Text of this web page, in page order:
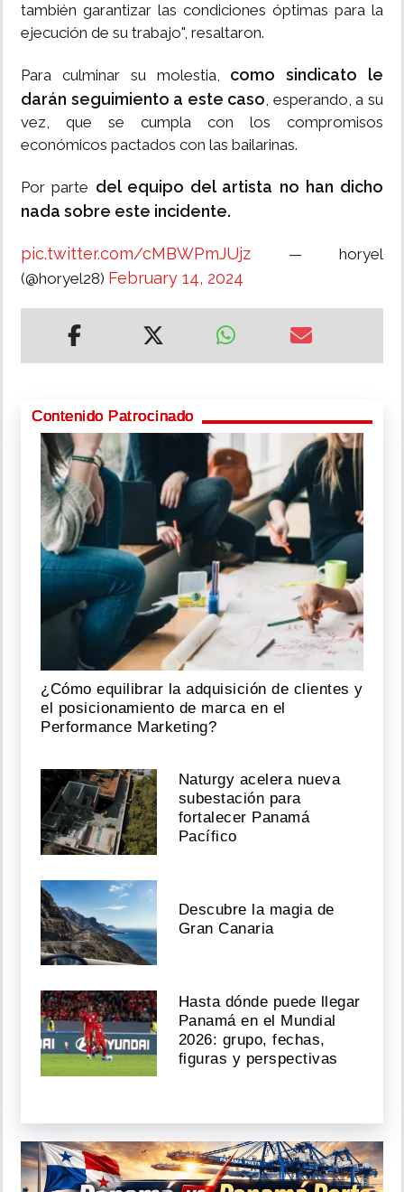
también garantizar las condiciones óptimas para la
ejecución de su trabajo", resaltaron.
Para culminar su molestia, como sindicato le
darán seguimiento a este caso, esperando, a su
vez, que se cumpla con los compromisos
económicos pactados con las bailarinas.
Por parte del equipo del artista no han dicho
nada sobre este incidente.
pic.twitter.com/cMBWPmJUjz — horyel
(@horyel28) February 14, 2024
Contenido Patrocinado
¿Cómo equilibrar la adquisición de clientes y
el posicionamiento de marca en el
Performance Marketing?
Naturgy acelera nueva
subestación para
fortalecer Panamá
Pacífico
Descubre la magia de
Gran Canaria
Hasta dónde puede llegar
Panamá en el Mundial
2026: grupo, fechas,
figuras y perspectivas